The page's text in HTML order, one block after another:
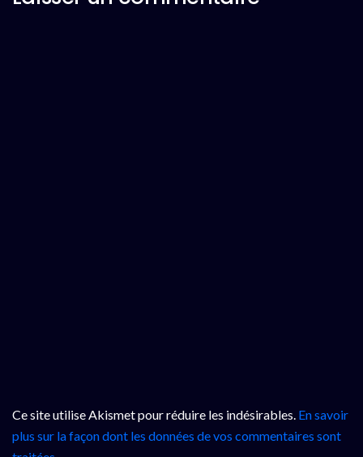
Ce site utilise Akismet pour réduire les indésirables. En savoir
plus sur la façon dont les données de vos commentaires sont